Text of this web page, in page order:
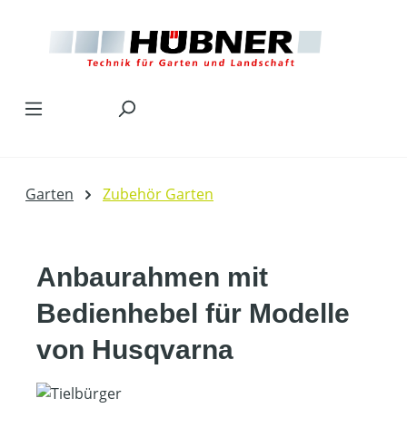
Garten Zubehör Garten
Anbaurahmen mit
Bedienhebel für Modelle
von Husqvarna